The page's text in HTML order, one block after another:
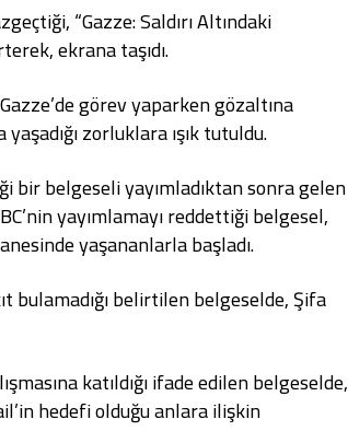
“Gazze: Saldırı Altındaki
ekrana taşıdı.
görev yaparken gözaltına
zorluklara ışık tutuldu.
bir belgeseli yayımladıktan sonra gelen
yayımlamayı reddettiği belgesel,
yaşananlarla başladı.
bulamadığı belirtilen belgeselde, Şifa
katıldığı ifade edilen belgeselde,
hedefi olduğu anlara ilişkin